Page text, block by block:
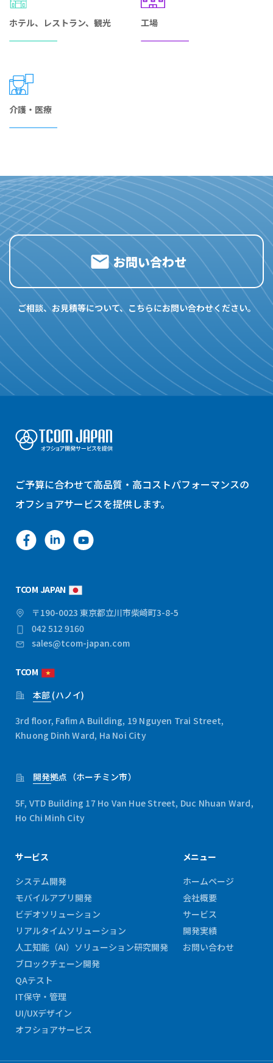
ホテル、レストラン、観光 工場
介護・医療
お問い合わせ
ご相談、お見積等について、こちらにお問い合わせください。
ご予算に合わせて高品質・高コストパフォーマンスの
オフショアサービスを提供します。
TCOM JAPAN
〒190-0023 東京都立川市柴崎町3-8-5
042 512 9160
sales@tcom-japan.com
TCOM
本部 (ハノイ)
3rd floor, Fafim A Building, 19 Nguyen Trai Street,
Khuong Dinh Ward, Ha Noi City
開発拠点（ホーチミン市）
5F, VTD Building 17 Ho Van Hue Street, Duc Nhuan Ward,
Ho Chi Minh City
サービス
システム開発
モバイルアプリ開発
ビデオソリューション
リアルタイムソリューション
人工知能（AI）ソリューション研究開発
ブロックチェーン開発
QAテスト
IT保守・管理
UI/UXデザイン
オフショアサービス
メニュー
ホームページ
会社概要
サービス
開発実績
お問い合わせ